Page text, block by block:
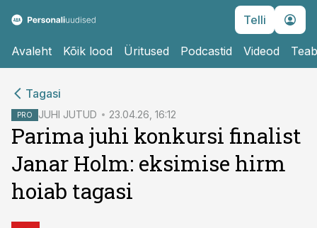
Telli
Avaleht Kõik lood Üritused Podcastid Videod
Tagasi
PRO JUHI JUTUD 23.04.26, 16:12
Parima juhi konkursi finalist
Janar Holm: eksimise hirm
hoiab tagasi